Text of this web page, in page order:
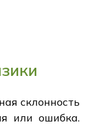
склонность
или ошибка.